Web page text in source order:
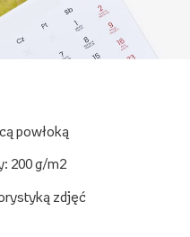
powłoką
200 g/m2
zdjęć